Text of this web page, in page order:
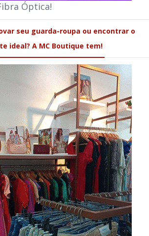
Óptica!
seu guarda-roupa ou encontrar o
ideal? A MC Boutique tem!